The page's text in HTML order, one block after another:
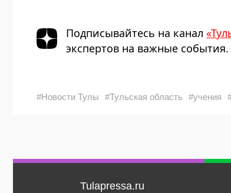
Подписывайтесь на канал
экспертов на важные события.
#Новости Тулы #Тульская область #учения
Tulapressa.ru